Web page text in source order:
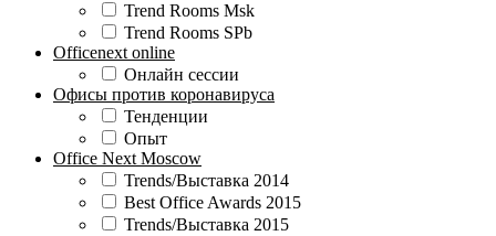
Trend Rooms Msk
Trend Rooms SPb
Officenext online
Онлайн сессии
Офисы против коронавируса
Тенденции
Опыт
Office Next Moscow
Trends/Выставка 2014
Best Office Awards 2015
Trends/Выставка 2015